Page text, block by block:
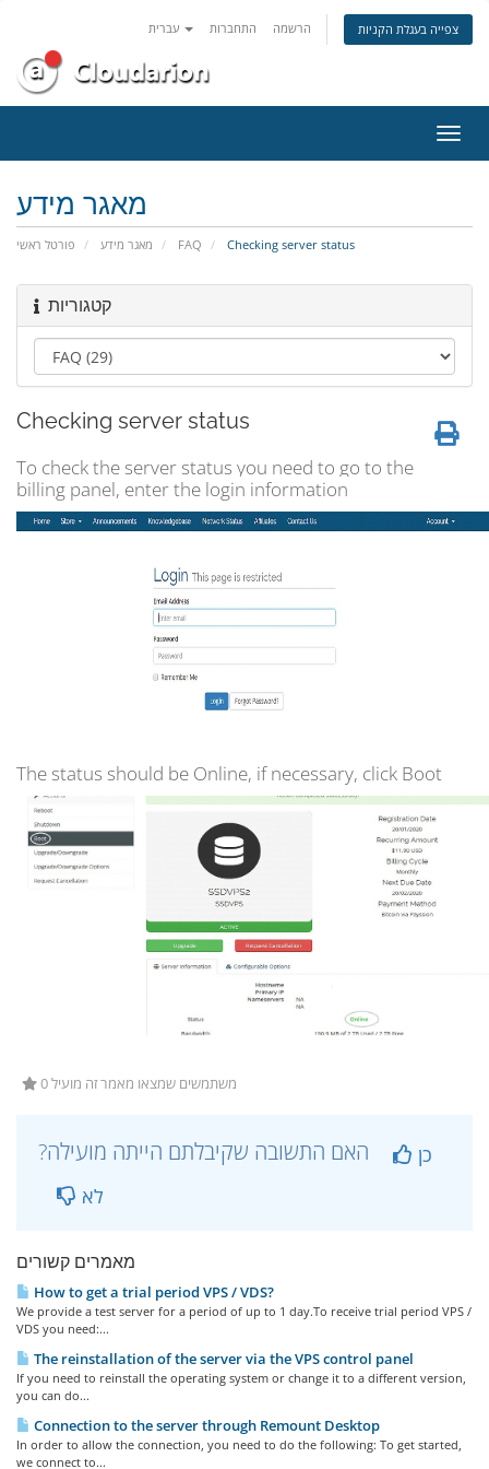
התחברות הרשמה צפייה בעגלת הקניות
ניווט
מאגר מידע
פורטל ראשי מאגר מידע FAQ Checking server status
קטגוריות
Checking server status
To check the server status you need to go to the
billing panel, enter the login information
The status should be Online, if necessary, click Boot
0 משתמשים שמצאו מאמר זה מועיל
כן
לא
מאמרים קשורים
How to get a trial period VPS / VDS?
We provide a test server for a period of up to 1 day.To receive trial period VPS /
VDS you need:...
The reinstallation of the server via the VPS control panel
If you need to reinstall the operating system or change it to a different version,
you can do...
Connection to the server through Remount Desktop
In order to allow the connection, you need to do the following: To get started,
we connect to...